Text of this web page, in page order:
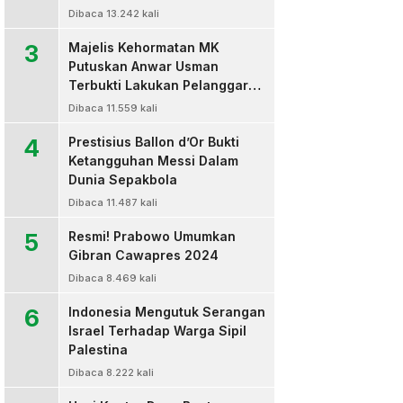
Dibaca 13.242 kali
3
Majelis Kehormatan MK
Putuskan Anwar Usman
Terbukti Lakukan Pelanggaran
Berat Kode Etik dan
Dibaca 11.559 kali
4
Prestisius Ballon d’Or Bukti
Ketangguhan Messi Dalam
Dunia Sepakbola
Dibaca 11.487 kali
5
Resmi! Prabowo Umumkan
Gibran Cawapres 2024
Dibaca 8.469 kali
6
Indonesia Mengutuk Serangan
Israel Terhadap Warga Sipil
Palestina
Dibaca 8.222 kali